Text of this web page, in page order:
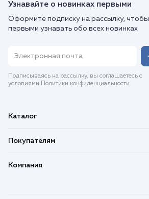
Узнавайте о новинках первыми
Оформите подписку на рассылку, чтобы
первыми узнавать обо всех новинках
Подписываясь на рассылку, вы соглашаетесь с
условиями Политики конфиденциальности
Каталог
Покупателям
Компания